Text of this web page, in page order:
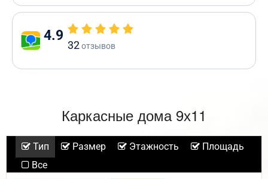
4.9
32отзывов
Каркасные дома 9х11
Тип Размер Этажность
Площадь
Все